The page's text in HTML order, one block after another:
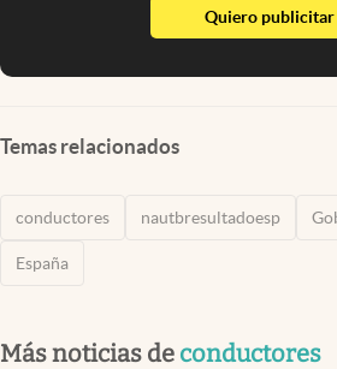
Quiero publicitar
Temas relacionados
conductores nautbresultadoesp
España
Más noticias de conductores